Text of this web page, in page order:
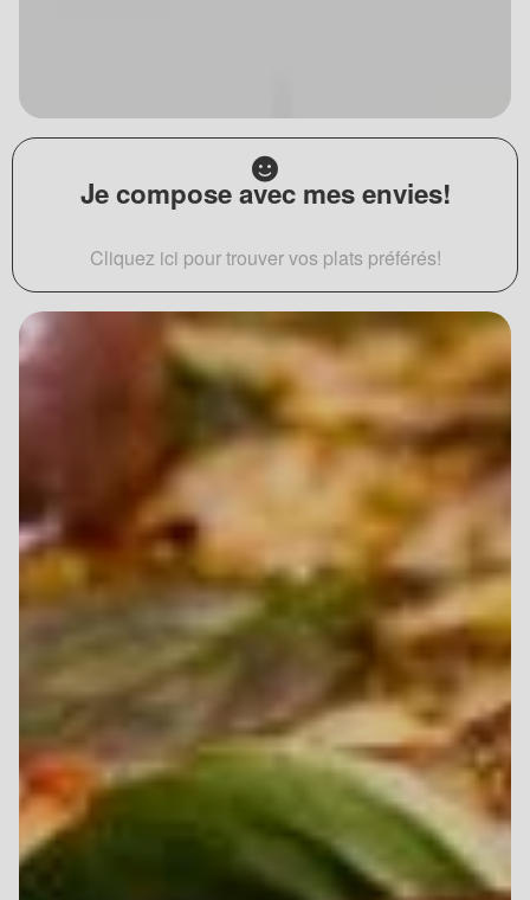
Je compose avec mes envies!
Cliquez ici pour trouver vos plats préférés!